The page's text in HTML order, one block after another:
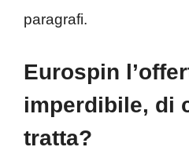
paragrafi.
Eurospin
imperdibile, di
tratta?